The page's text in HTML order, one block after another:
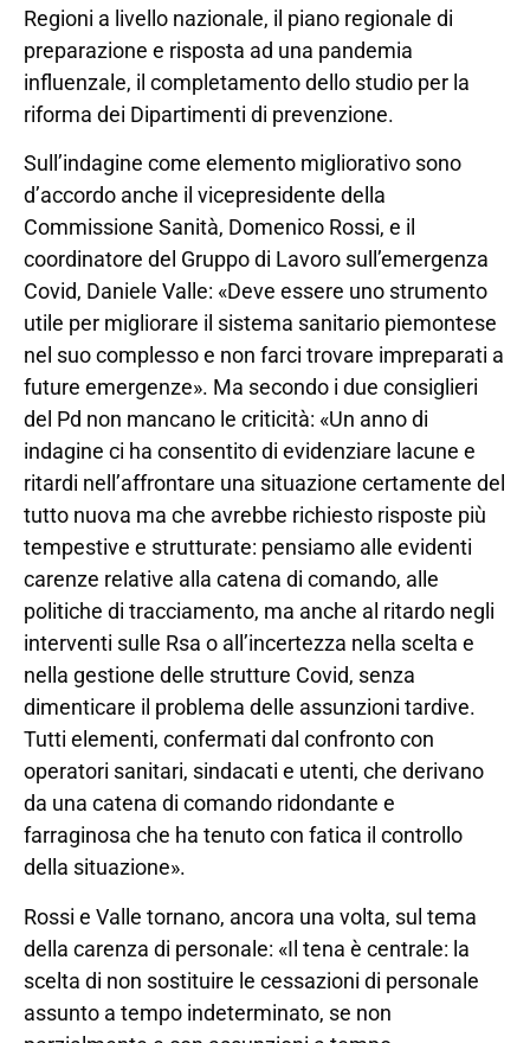
Regioni a livello nazionale, il piano regionale di
preparazione e risposta ad una pandemia
influenzale, il completamento dello studio per la
riforma dei Dipartimenti di prevenzione.
Sull’indagine come elemento migliorativo sono
d’accordo anche il vicepresidente della
Commissione Sanità, Domenico Rossi, e il
coordinatore del Gruppo di Lavoro sull’emergenza
Covid, Daniele Valle: «Deve essere uno strumento
utile per migliorare il sistema sanitario piemontese
nel suo complesso e non farci trovare impreparati a
future emergenze». Ma secondo i due consiglieri
del Pd non mancano le criticità: «Un anno di
indagine ci ha consentito di evidenziare lacune e
ritardi nell’affrontare una situazione certamente del
tutto nuova ma che avrebbe richiesto risposte più
tempestive e strutturate: pensiamo alle evidenti
carenze relative alla catena di comando, alle
politiche di tracciamento, ma anche al ritardo negli
interventi sulle Rsa o all’incertezza nella scelta e
nella gestione delle strutture Covid, senza
dimenticare il problema delle assunzioni tardive.
Tutti elementi, confermati dal confronto con
operatori sanitari, sindacati e utenti, che derivano
da una catena di comando ridondante e
farraginosa che ha tenuto con fatica il controllo
della situazione».
Rossi e Valle tornano, ancora una volta, sul tema
della carenza di personale: «Il tena è centrale: la
scelta di non sostituire le cessazioni di personale
assunto a tempo indeterminato, se non